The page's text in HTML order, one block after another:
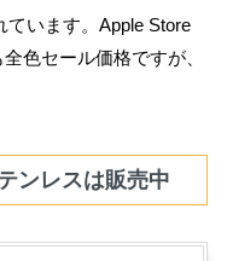
います。Apple Store
色セール価格ですが、
ンレスは販売中